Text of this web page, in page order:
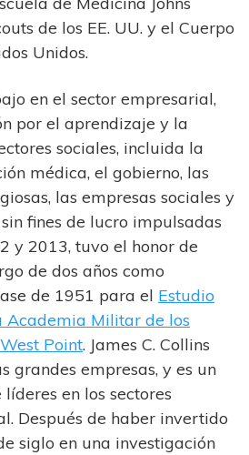
de los EE. UU. y el Cuerpo
Unidos.
en el sector empresarial,
por el aprendizaje y la
sociales, incluida la
médica, el gobierno, las
las empresas sociales y
fines de lucro impulsadas
y 2013, tuvo el honor de
de dos años como
de 1951 para el Estudio
Academia Militar de los
Point. James C. Collins
grandes empresas, y es un
en los sectores
Después de haber invertido
siglo en una investigación